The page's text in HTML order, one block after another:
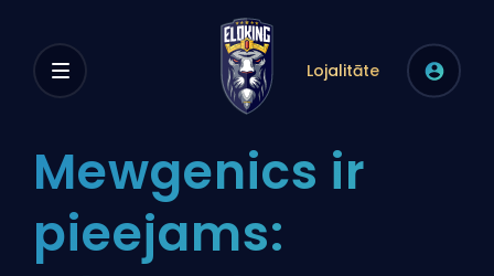
Lojalitāte
Mewgenics ir
pieejams: